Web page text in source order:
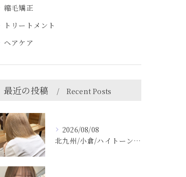
縮毛矯正
トリートメント
ヘアケア
最近の投稿 Recent Posts
2026/08/08
北九州/小倉/ハイトーン/ケアブリーチ/ブリーチカラー